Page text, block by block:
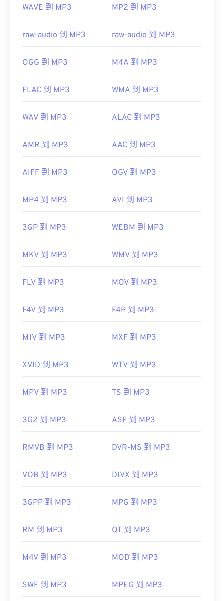
a/music-player-application-format.html
WAVE 到 MP3 MP2 到 MP3
raw-audio 到 MP3 raw-audio 到 MP3
OGG 到 MP3 M4A 到 MP3
FLAC 到 MP3 WMA 到 MP3
WAV 到 MP3 ALAC 到 MP3
AMR 到 MP3 AAC 到 MP3
AIFF 到 MP3 OGV 到 MP3
MP4 到 MP3 AVI 到 MP3
3GP 到 MP3 WEBM 到 MP3
MKV 到 MP3 WMV 到 MP3
FLV 到 MP3 MOV 到 MP3
F4V 到 MP3 F4P 到 MP3
M1V 到 MP3 MXF 到 MP3
XVID 到 MP3 WTV 到 MP3
MPV 到 MP3 TS 到 MP3
3G2 到 MP3 ASF 到 MP3
RMVB 到 MP3 DVR-MS 到 MP3
VOB 到 MP3 DIVX 到 MP3
3GPP 到 MP3 MPG 到 MP3
RM 到 MP3 QT 到 MP3
M4V 到 MP3 MOD 到 MP3
SWF 到 MP3 MPEG 到 MP3